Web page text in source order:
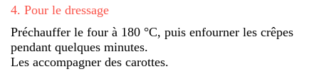
4. Pour le dressage
Préchauffer le four à 180 °C, puis enfourner les crêpes
pendant quelques minutes.
Les accompagner des carottes.